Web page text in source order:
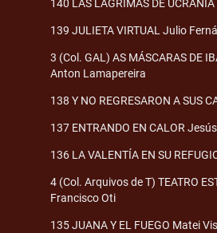
140 LAS LÁGRIMAS DE
139 JULIETA VIRTUAL Julio
3 (Col. GAL) AS MÁSCARAS DE
Anton Lamapereira
138 Y NO REGRESARON A SUS
137 ENTRANDO EN CALOR
136 LA VALENTÍA EN SU
4 (Col. Arquivos de T) TEATRO
Francisco Oti
135 JUANA Y EL FUEGO Matei